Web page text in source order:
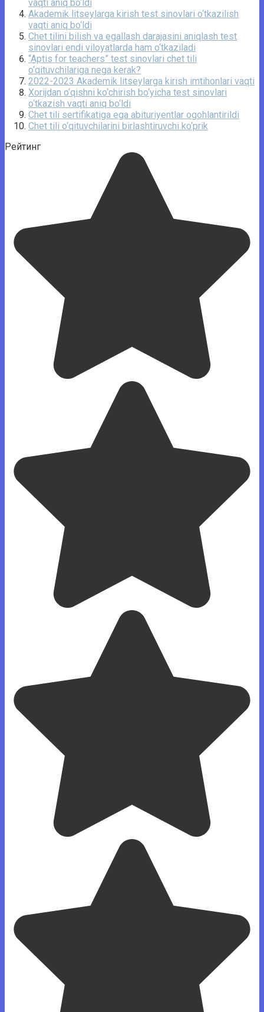
vaqti aniq bo‘ldi
Akademik litseylarga kirish test sinovlari o‘tkazilish
vaqti aniq bo‘ldi
Chet tilini bilish va egallash darajasini aniqlash test
sinovlari endi viloyatlarda ham o‘tkaziladi
“Aptis for teachers” test sinovlari chet tili
o‘qituvchilariga nega kerak?
2022-2023 Akademik litseylarga kirish imtihonlari vaqti
Xorijdan o‘qishni ko‘chirish bo‘yicha test sinovlari
o‘tkazish vaqti aniq bo‘ldi
Chet tili sertifikatiga ega abituriyentlar ogohlantirildi
Chet tili o‘qituvchilarini birlashtiruvchi ko‘prik
Рейтинг